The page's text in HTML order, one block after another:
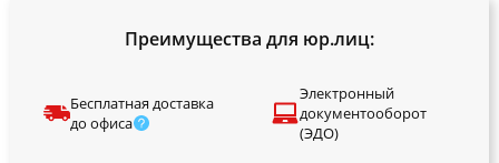
Преимущества для юр.лиц:
Бесплатная доставка
до офиса
Электронный
документооборот
(ЭДО)